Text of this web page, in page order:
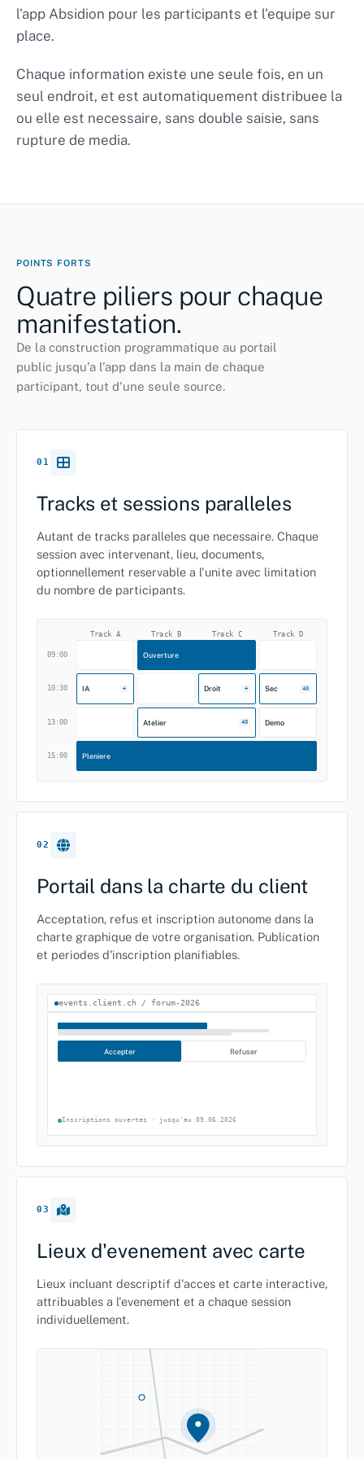
Lieu de l'evenement KKL Lucerne · Acces
l'app Absidion pour les participants et l'equipe sur
place.
Chaque information existe une seule fois, en un
seul endroit, et est automatiquement distribuee la
ou elle est necessaire, sans double saisie, sans
rupture de media.
POINTS FORTS
Quatre piliers pour chaque
manifestation.
De la construction programmatique au portail
public jusqu'a l'app dans la main de chaque
participant, tout d'une seule source.
01
Tracks et sessions paralleles
Autant de tracks paralleles que necessaire. Chaque
session avec intervenant, lieu, documents,
optionnellement reservable a l'unite avec limitation
du nombre de participants.
Track A Track B Track C Track D
09:00 Ouverture
10:30 IA + Droit + Sec 40
13:00 Atelier 40 Demo
15:00 Pleniere
02
Portail dans la charte du client
Acceptation, refus et inscription autonome dans la
charte graphique de votre organisation. Publication
et periodes d'inscription planifiables.
events.client.ch / forum-2026
Accepter Refuser
Inscriptions ouvertes · jusqu'au 09.06.2026
03
Lieux d'evenement avec carte
Lieux incluant descriptif d'acces et carte interactive,
attribuables a l'evenement et a chaque session
individuellement.